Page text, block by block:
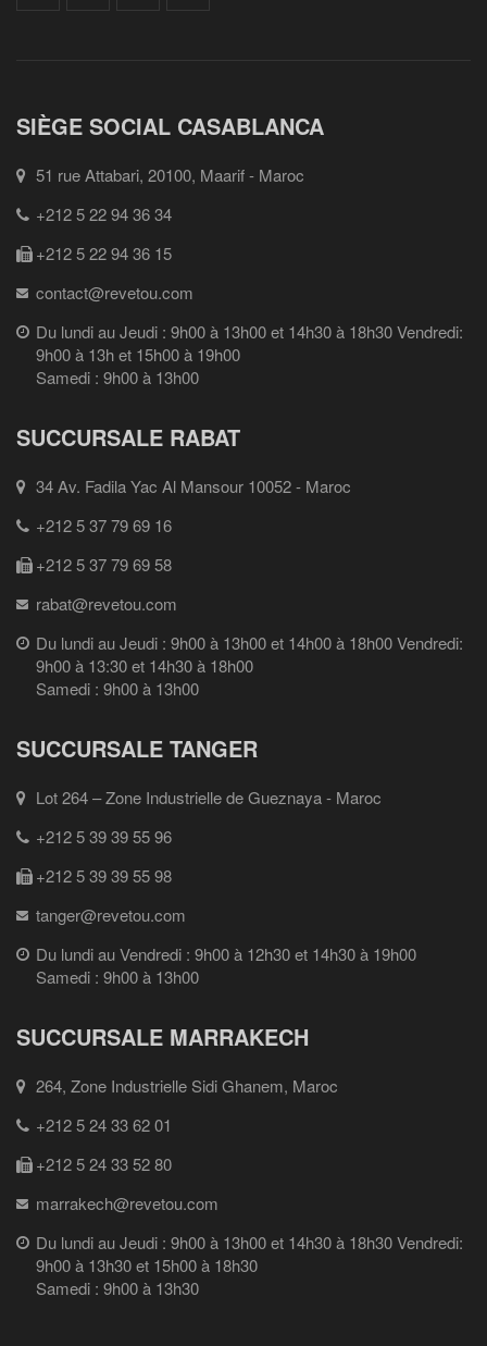
SIÈGE SOCIAL CASABLANCA
51 rue Attabari, 20100, Maarif - Maroc
+212 5 22 94 36 34
+212 5 22 94 36 15
contact@revetou.com
Du lundi au Jeudi : 9h00 à 13h00 et 14h30 à 18h30 Vendredi:
9h00 à 13h et 15h00 à 19h00
Samedi : 9h00 à 13h00
SUCCURSALE RABAT
34 Av. Fadila Yac Al Mansour 10052 - Maroc
+212 5 37 79 69 16
+212 5 37 79 69 58
rabat@revetou.com
Du lundi au Jeudi : 9h00 à 13h00 et 14h00 à 18h00 Vendredi:
9h00 à 13:30 et 14h30 à 18h00
Samedi : 9h00 à 13h00
SUCCURSALE TANGER
Lot 264 – Zone Industrielle de Gueznaya - Maroc
+212 5 39 39 55 96
+212 5 39 39 55 98
tanger@revetou.com
Du lundi au Vendredi : 9h00 à 12h30 et 14h30 à 19h00
Samedi : 9h00 à 13h00
SUCCURSALE MARRAKECH
264, Zone Industrielle Sidi Ghanem, Maroc
+212 5 24 33 62 01
+212 5 24 33 52 80
marrakech@revetou.com
Du lundi au Jeudi : 9h00 à 13h00 et 14h30 à 18h30 Vendredi:
9h00 à 13h30 et 15h00 à 18h30
Samedi : 9h00 à 13h30